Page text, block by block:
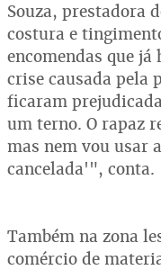
Souza, prestadora
costura e
encomendas que
crise causada pela
ficaram
um terno. O rapaz
mas nem vou usar
cancelada'", conta.
Também na zona
comércio de